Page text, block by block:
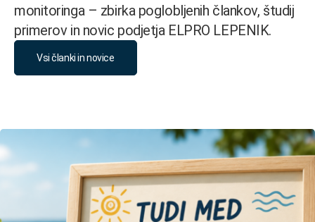
monitoringa – zbirka poglobljenih člankov, študij
primerov in novic podjetja ELPRO LEPENIK.
Vsi članki in novice